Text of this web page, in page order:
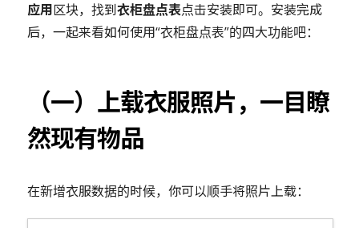
应用区块，找到衣柜盘点表点击安装即可。安装完成
后，一起来看如何使用“衣柜盘点表”的四大功能吧：
（一）上载衣服照片，一目瞭
然现有物品
在新增衣服数据的时候，你可以顺手将照片上载：